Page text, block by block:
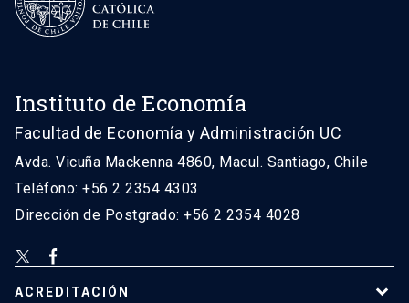
Instituto de Economía
Facultad de Economía y Administración UC
Avda. Vicuña Mackenna 4860, Macul. Santiago, Chile
Teléfono: +56 2 2354 4303
Dirección de Postgrado: +56 2 2354 4028
ACREDITACIÓN